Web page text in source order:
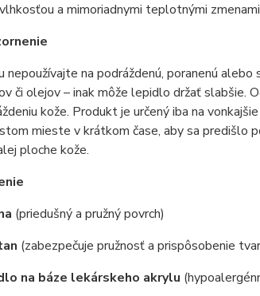
a mimoriadnymi teplotnými
nepoužívajte na podráždenú, poranenú
či olejov – inak môže lepidlo držať slabšie.
kože. Produkt je určený iba na
mieste v krátkom čase, aby sa predišlo
ploche kože.
(priedušný a pružný povrch)
(zabezpečuje pružnosť a prispôsobenie
na báze lekárskeho akrylu